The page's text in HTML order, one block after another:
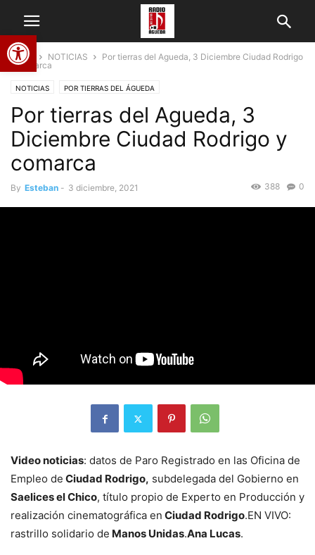
Abrir barra de herramientas
Home NOTICIAS
Por tierras del Agueda, 3 Diciembre Ciudad Rodrigo
y comarca
NOTICIAS POR TIERRAS DEL ÁGUEDA
Por tierras del Agueda, 3
Diciembre Ciudad Rodrigo y
comarca
By Esteban - 3 diciembre, 2021 0
388
Video noticias: datos de Paro Registrado en las Oficina de
Empleo de Ciudad Rodrigo, subdelegada del Gobierno en
Saelices el Chico, título propio de Experto en Producción y
realización cinematográfica en Ciudad Rodrigo.EN VIVO:
rastrillo solidario de Manos Unidas.Ana Lucas.